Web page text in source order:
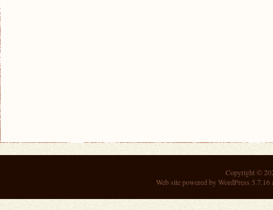
Copyright ©
Web site powered byWordPress 5.7.16